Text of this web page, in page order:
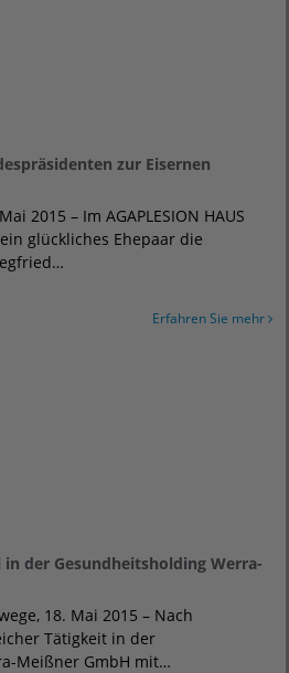
zur Eisernen
2015 – Im AGAPLESION HAUS
glückliches Ehepaar die
Erfahren Sie mehr
in der Gesundheitsholding Werra-
18. Mai 2015 – Nach
Tätigkeit in der
Meißner GmbH mit…